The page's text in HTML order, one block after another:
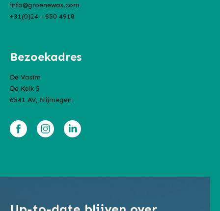
info@groenewas.com
+31(0)24 - 850 4918
Bezoekadres
De Vasim
De Kolk 5
6541 AV, Nijmegen